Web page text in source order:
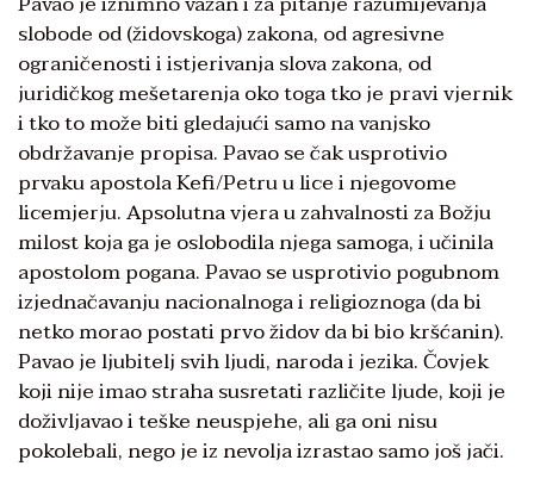
slobode od (židovskoga) zakona, od agresivne
ograničenosti i istjerivanja slova zakona, od
juridičkog mešetarenja oko toga tko je pravi vjernik
i tko to može biti gledajući samo na vanjsko
obdržavanje propisa. Pavao se čak usprotivio
prvaku apostola Kefi/Petru u lice i njegovome
licemjerju. Apsolutna vjera u zahvalnosti za Božju
milost koja ga je oslobodila njega samoga, i učinila
apostolom pogana. Pavao se usprotivio pogubnom
izjednačavanju nacionalnoga i religioznoga (da bi
netko morao postati prvo židov da bi bio kršćanin).
Pavao je ljubitelj svih ljudi, naroda i jezika. Čovjek
koji nije imao straha susretati različite ljude, koji je
doživljavao i teške neuspjehe, ali ga oni nisu
pokolebali, nego je iz nevolja izrastao samo još jači.